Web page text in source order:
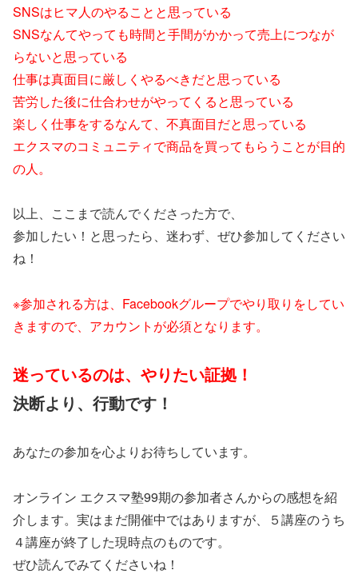
SNSはヒマ人のやることと思っている
SNSなんてやっても時間と手間がかかって売上につなが
らないと思っている
仕事は真面目に厳しくやるべきだと思っている
苦労した後に仕合わせがやってくると思っている
楽しく仕事をするなんて、不真面目だと思っている
エクスマのコミュニティで商品を買ってもらうことが目的
の人。
以上、ここまで読んでくださった方で、
参加したい！と思ったら、迷わず、ぜひ参加してください
ね！
※参加される方は、Facebookグループでやり取りをしてい
きますので、アカウントが必須となります。
迷っているのは、やりたい証拠！
決断より、行動です！
あなたの参加を心よりお待ちしています。
オンライン エクスマ塾99期の参加者さんからの感想を紹
介します。実はまだ開催中ではありますが、５講座のうち
４講座が終了した現時点のものです。
ぜひ読んでみてくださいね！